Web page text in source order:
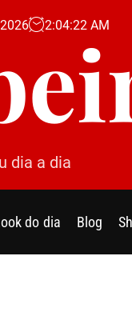
2:04:22 AM
dia a dia
do dia Blog